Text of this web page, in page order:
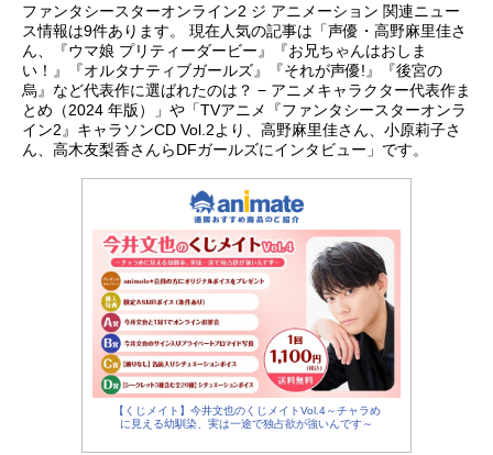
ファンタシースターオンライン2 ジ アニメーション 関連ニュー
ス情報は9件あります。 現在人気の記事は「声優・高野麻里佳さ
ん、『ウマ娘 プリティーダービー』『お兄ちゃんはおしま
い！』『オルタナティブガールズ』『それが声優!』『後宮の
烏』など代表作に選ばれたのは？ − アニメキャラクター代表作ま
とめ（2024 年版）」や「TVアニメ『ファンタシースターオンラ
イン2』キャラソンCD Vol.2より、高野麻里佳さん、小原莉子さ
ん、高木友梨香さんらDFガールズにインタビュー」です。
【くじメイト】今井文也のくじメイトVol.4～チャラめ
に見える幼馴染、実は一途で独占欲が強いんです～